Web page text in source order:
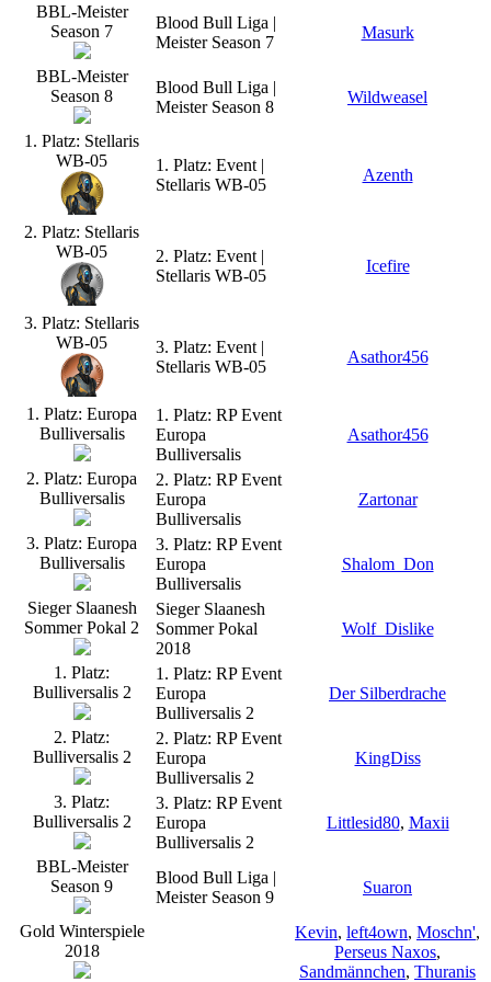
BBL-Meister
Season 7
Blood Bull Liga |
Meister Season 7
Masurk
BBL-Meister
Season 8
Blood Bull Liga |
Meister Season 8
Wildweasel
1. Platz: Stellaris
WB-05
1. Platz: Event |
Stellaris WB-05
Azenth
2. Platz: Stellaris
WB-05
2. Platz: Event |
Stellaris WB-05
Icefire
3. Platz: Stellaris
WB-05
3. Platz: Event |
Stellaris WB-05
Asathor456
1. Platz: Europa
Bulliversalis
1. Platz: RP Event
Europa
Bulliversalis
Asathor456
2. Platz: Europa
Bulliversalis
2. Platz: RP Event
Europa
Bulliversalis
Zartonar
3. Platz: Europa
Bulliversalis
3. Platz: RP Event
Europa
Bulliversalis
Shalom_Don
Sieger Slaanesh
Sommer Pokal 2
Sieger Slaanesh
Sommer Pokal
2018
Wolf_Dislike
1. Platz:
Bulliversalis 2
1. Platz: RP Event
Europa
Bulliversalis 2
Der Silberdrache
2. Platz:
Bulliversalis 2
2. Platz: RP Event
Europa
Bulliversalis 2
KingDiss
3. Platz:
Bulliversalis 2
3. Platz: RP Event
Europa
Bulliversalis 2
Littlesid80, Maxii
BBL-Meister
Season 9
Blood Bull Liga |
Meister Season 9
Suaron
Gold Winterspiele
2018
Kevin, left4own, Moschn',
Perseus Naxos,
Sandmännchen, Thuranis